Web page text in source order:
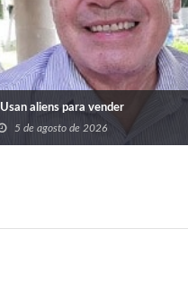
Usan aliens para vender
5 de agosto de 2026